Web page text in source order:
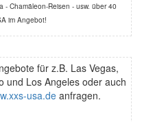
- Chamäleon-Reisen - usw. über 40
im Angebot!
für z.B. Las Vegas,
und Los Angeles oder auch
usa.deanfragen.